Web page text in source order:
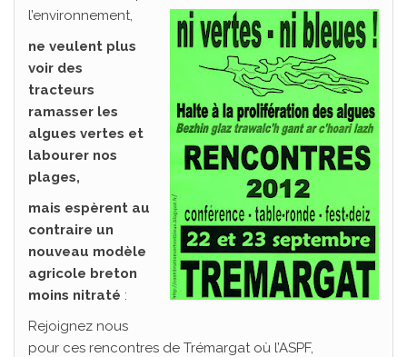
l’environnement,
ne veulent plus
voir des
tracteurs
ramasser les
algues vertes et
labourer nos
plages,
mais espèrent au
contraire un
nouveau modèle
agricole breton
moins nitraté :
Rejoignez nous
pour ces rencontres de Trémargat où l’ASPF,